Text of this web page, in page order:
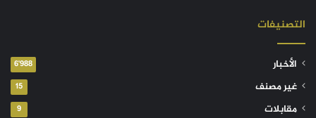
التصنيفات
الأخبار 6٬988
غير مصنف 15
مقابلات 9